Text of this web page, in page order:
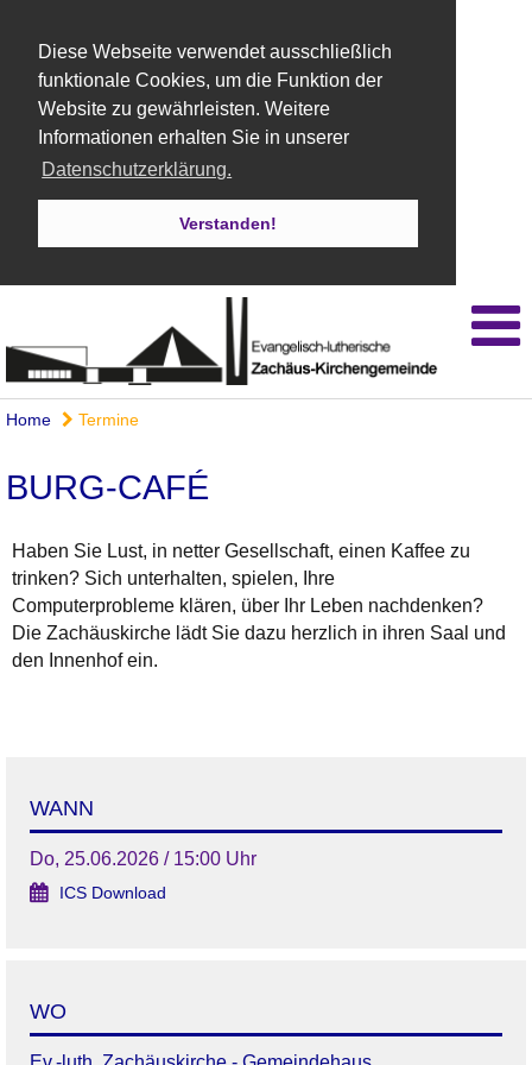
Diese Webseite verwendet ausschließlich
funktionale Cookies, um die Funktion der
Website zu gewährleisten. Weitere
Informationen erhalten Sie in unserer
Datenschutzerklärung.
Verstanden!
Home Termine
BURG-CAFÉ
Haben Sie Lust, in netter Gesellschaft, einen Kaffee zu
trinken? Sich unterhalten, spielen, Ihre
Computerprobleme klären, über Ihr Leben nachdenken?
Die Zachäuskirche lädt Sie dazu herzlich in ihren Saal und
den Innenhof ein.
WANN
Do, 25.06.2026 / 15:00 Uhr
ICS Download
WO